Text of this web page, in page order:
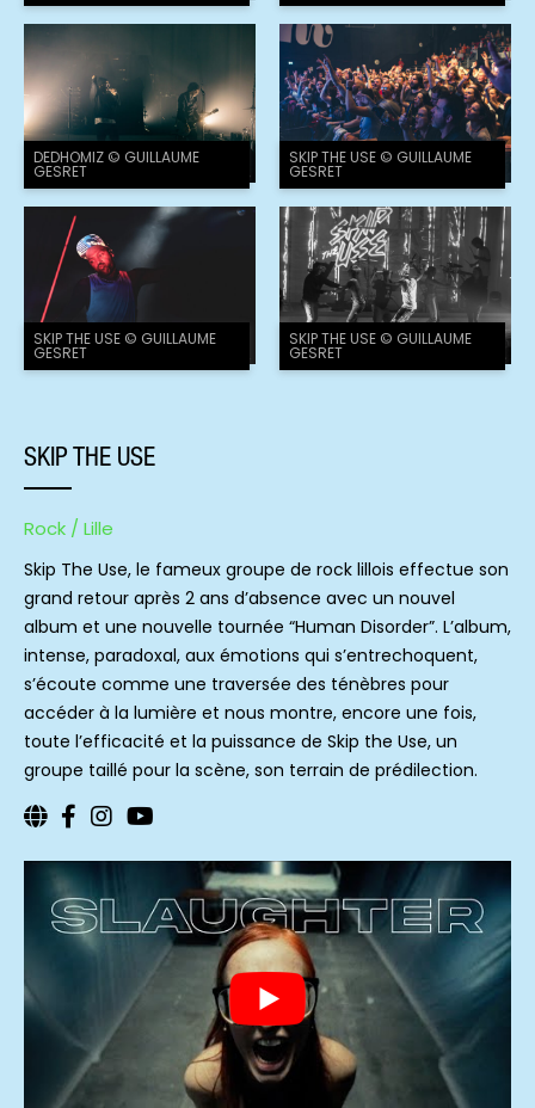
DEDHOMIZ © GUILLAUME
GESRET
SKIP THE USE © GUILLAUME
GESRET
SKIP THE USE © GUILLAUME
GESRET
SKIP THE USE © GUILLAUME
GESRET
SKIP THE USE
Rock / Lille
Skip The Use, le fameux groupe de rock lillois effectue son
grand retour après 2 ans d’absence avec un nouvel
album et une nouvelle tournée “Human Disorder”. L’album,
intense, paradoxal, aux émotions qui s’entrechoquent,
s’écoute comme une traversée des ténèbres pour
accéder à la lumière et nous montre, encore une fois,
toute l’efficacité et la puissance de Skip the Use, un
groupe taillé pour la scène, son terrain de prédilection.